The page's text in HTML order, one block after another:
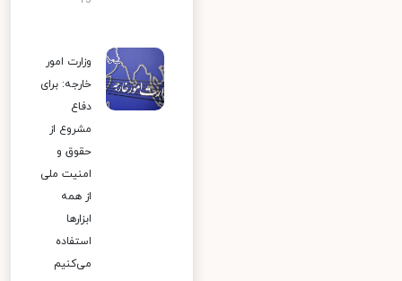
وزارت امور
خارجه: برای
دفاع
مشروع از
حقوق و
امنیت ملی
از همه
ابزارها
استفاده
می‌کنیم